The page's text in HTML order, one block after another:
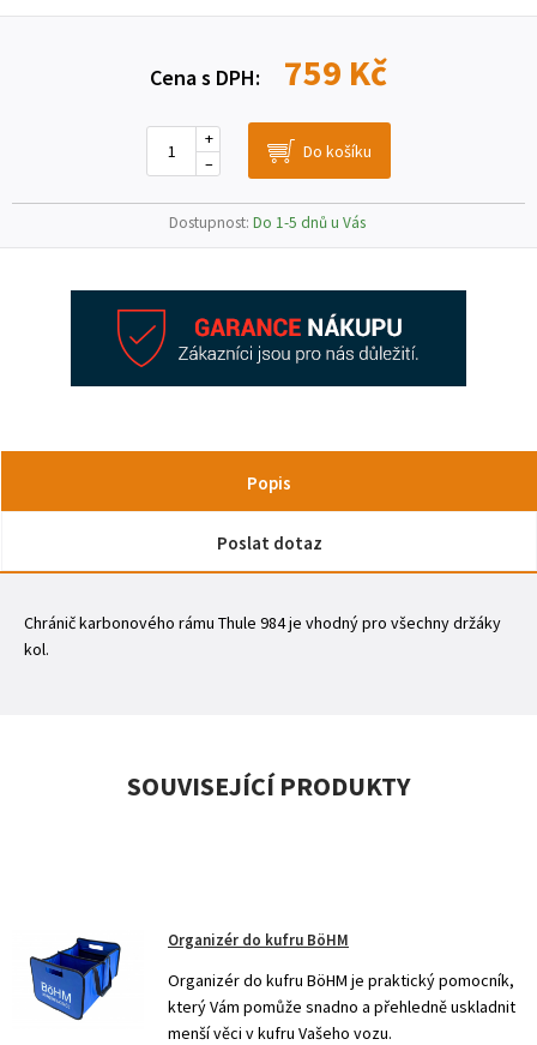
Cena s DPH: 759 Kč
–
+
Dostupnost: Do 1-5 dnů u Vás
Popis
Poslat dotaz
Chránič karbonového rámu Thule 984 je vhodný pro všechny držáky
kol.
SOUVISEJÍCÍ PRODUKTY
Organizér do kufru BöHM
Organizér do kufru BöHM je praktický pomocník,
který Vám pomůže snadno a přehledně uskladnit
menší věci v kufru Vašeho vozu.